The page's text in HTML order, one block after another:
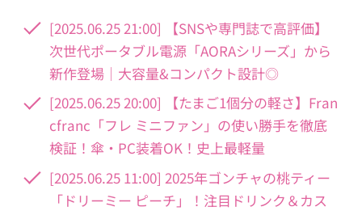
[2025.06.25 21:00] 【SNSや専門誌で高評価】
次世代ポータブル電源「AORAシリーズ」から
新作登場｜大容量&コンパクト設計◎
[2025.06.25 20:00] 【たまご1個分の軽さ】Fran
cfranc「フレ ミニファン」の使い勝手を徹底
検証！傘・PC装着OK！史上最軽量
[2025.06.25 11:00] 2025年ゴンチャの桃ティー
「ドリーミー ピーチ」！注目ドリンク＆カス